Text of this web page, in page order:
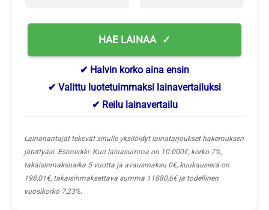
HAE LAINAA
✔ Halvin korko aina ensin
✔ Valittu luotetuimmaksi lainavertailuksi
✔ Reilu lainavertailu
Lainanantajat tekevät sinulle yksilöidyt lainatarjoukset hakemuksen
jätettyäsi. Esimerkki: Kun lainasumma on 10 000€, korko 7%,
takaisinmaksuaika 5 vuotta ja avausmaksu 0€, kuukausierä on
198,01€, takaisinmaksettava summa 11880,6€ ja todellinen
vuosikorko 7,23%.